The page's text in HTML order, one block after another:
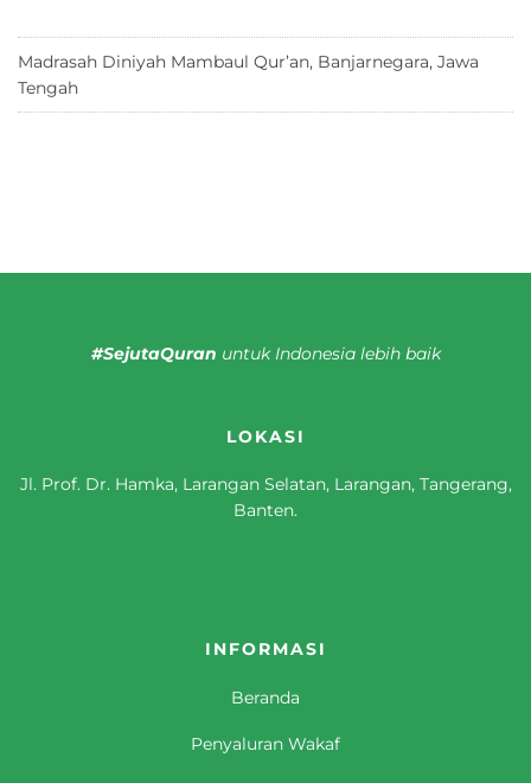
Madrasah Diniyah Mambaul Qur’an, Banjarnegara, Jawa
Tengah
#SejutaQuran untuk Indonesia lebih baik
LOKASI
Jl. Prof. Dr. Hamka, Larangan Selatan, Larangan, Tangerang,
Banten.
INFORMASI
Beranda
Penyaluran Wakaf